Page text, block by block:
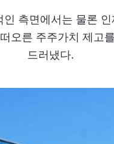
인 측면에서는 물론
오른 주주가치 제고
드러냈다.